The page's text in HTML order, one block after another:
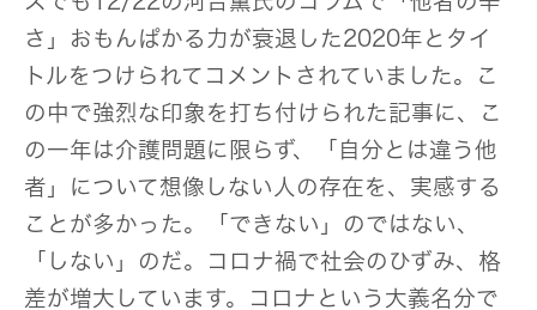
さ」おもんぱかる力が衰退した2020年とタイ
トルをつけられてコメントされていました。こ
の中で強烈な印象を打ち付けられた記事に、こ
の一年は介護問題に限らず、「自分とは違う他
者」について想像しない人の存在を、実感する
ことが多かった。「できない」のではない、
「しない」のだ。コロナ禍で社会のひずみ、格
差が増大しています。コロナという大義名分で